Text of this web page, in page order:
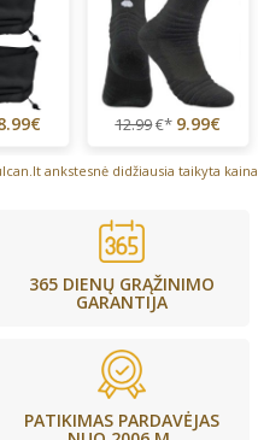
12.99€* 9.99€
ankstesnė didžiausia taikyta kaina
365 DIENŲ GRĄŽINIMO
GARANTIJA
PATIKIMAS PARDAVĖJAS